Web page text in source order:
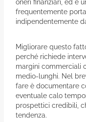
oneri finanziari, ed è
frequentemente
indipendentemente
Migliorare questo
perché richiede
margini commerciali
medio-lunghi. Nel
fare è documentare
eventuale calo
prospettici credibili,
tendenza.